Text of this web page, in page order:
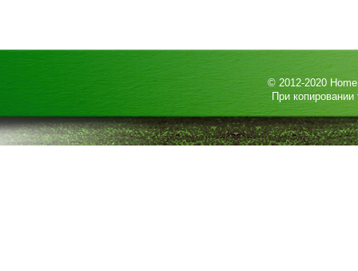
© 2012-2020
При